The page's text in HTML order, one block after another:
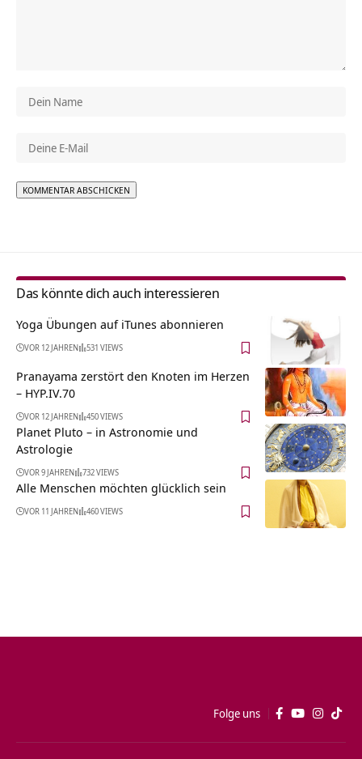
Das könnte dich auch interessieren
Yoga Übungen auf iTunes abonnieren
VOR 12 JAHREN 531 VIEWS
Pranayama zerstört den Knoten im Herzen
– HYP.IV.70
VOR 12 JAHREN 450 VIEWS
Planet Pluto – in Astronomie und
Astrologie
VOR 9 JAHREN 732 VIEWS
Alle Menschen möchten glücklich sein
VOR 11 JAHREN 460 VIEWS
Folge uns